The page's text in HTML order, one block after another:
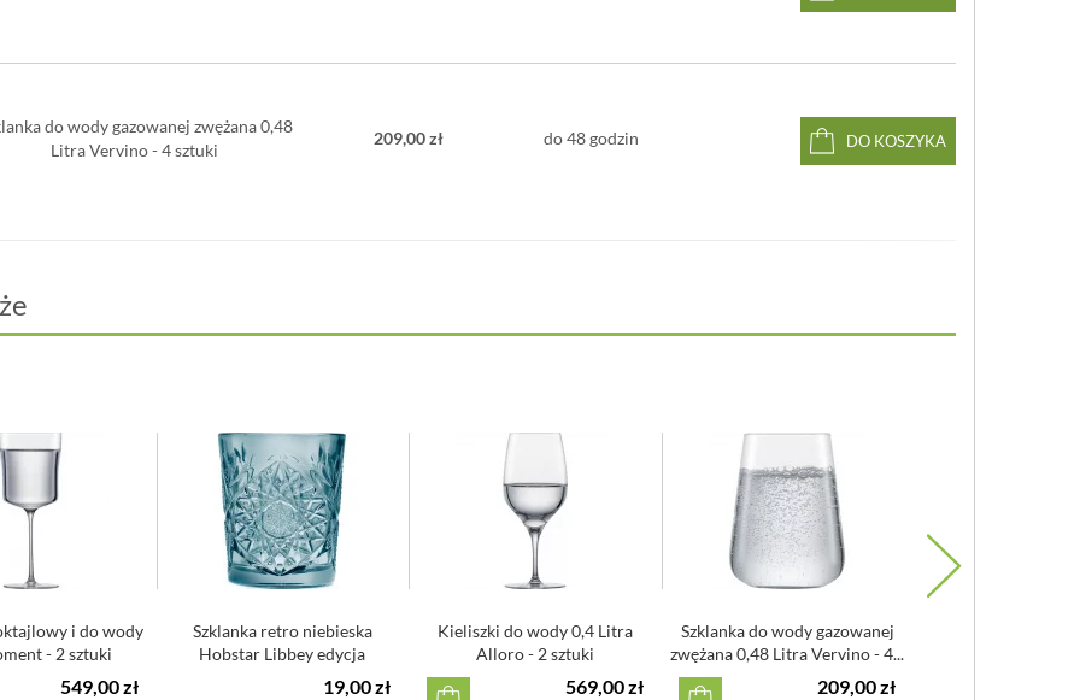
do wody gazowanej zwężana 0,48
Litra Vervino - 4 sztuki
209,00 zł do 48 godzin DO KOSZYKA
i do wody
- 2 sztuki
549,00 zł
Szklanka retro niebieska
Hobstar Libbey edycja
19,00 zł
Kieliszki do wody 0,4 Litra
Alloro - 2 sztuki
569,00 zł
Szklanka do wody gazowanej
zwężana 0,48 Litra Vervino - 4...
209,00 zł